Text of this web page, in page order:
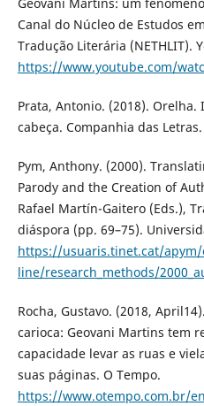
Geovani Martins: um
Canal do Núcleo de Estudos
Tradução Literária (NETHLIT).
https://www.youtube.com/
Prata, Antonio. (2018).
cabeça. Companhia das Letras.
Pym, Anthony. (2000).
Parody and the Creation of
Rafael Martín-Gaitero (Eds.),
diáspora (pp. 69–75).
https://usuaris.tinet.cat/apym/
line/research_methods/
Rocha, Gustavo. (2018,
carioca: Geovani Martins tem
capacidade levar as ruas e
suas páginas. O Tempo.
https://www.otempo.com.br/